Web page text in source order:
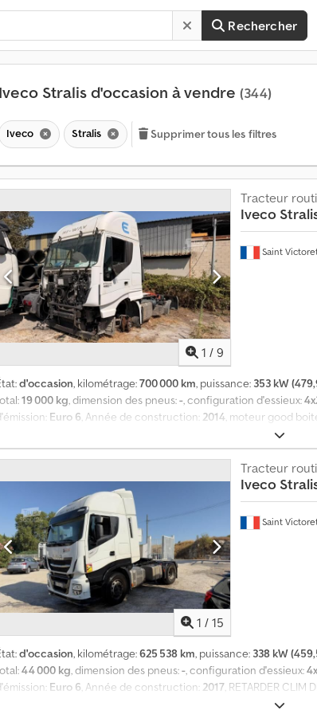
Rechercher
Iveco Stralis d'occasion à vendre (344)
Iveco Stralis Supprimer tous les filtres
1 / 9
Saint
Tracteur
Iveco
d'occasion, kilométrage:700 000 km, puissance: 353 kW
19 000 kg, dimension des pneus:-, configuration d'essieux:
Euro 6, Année de construction: 2014, moteur good
Puissance: 480CV DIN Credpozrzqrjfx An Hsf Puissance: 353kW
1 / 15
Saint
Tracteur
Iveco
d'occasion, kilométrage:625 538 km, puissance: 338 kW
44 000 kg, dimension des pneus:-, configuration d'essieux:
Euro 6, Année de construction: 2017, RETARDER CLIM
ENGLISH PO RUSSKI GOVORIM HABLAMOS ESPAÑOL